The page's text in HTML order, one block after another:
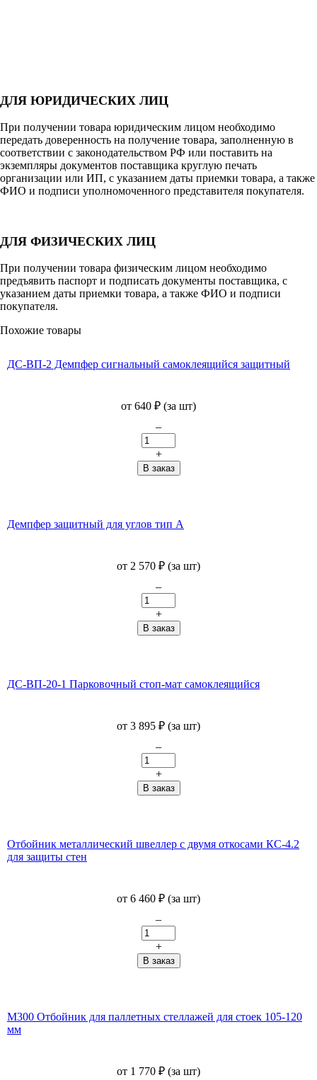
ДЛЯ ЮРИДИЧЕСКИХ ЛИЦ
При получении товара юридическим лицом необходимо
передать доверенность на получение товара, заполненную в
соответствии с законодательством РФ или поставить на
экземпляры документов поставщика круглую печать
организации или ИП, с указанием даты приемки товара, а также
ФИО и подписи уполномоченного представителя покупателя.
ДЛЯ ФИЗИЧЕСКИХ ЛИЦ
При получении товара физическим лицом необходимо
предъявить паспорт и подписать документы поставщика, с
указанием даты приемки товара, а также ФИО и подписи
покупателя.
Похожие товары
ДС-ВП-2 Демпфер сигнальный самоклеящийся защитный
от 640 ₽ (за шт)
–
+
Демпфер защитный для углов тип А
от 2 570 ₽ (за шт)
–
+
ДС-ВП-20-1 Парковочный стоп-мат самоклеящийся
от 3 895 ₽ (за шт)
–
+
Отбойник металлический швеллер с двумя откосами КС-4.2
для защиты стен
от 6 460 ₽ (за шт)
–
+
М300 Отбойник для паллетных стеллажей для стоек 105-120
мм
от 1 770 ₽ (за шт)